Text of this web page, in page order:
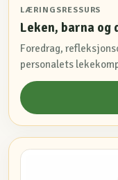
LÆRINGSRESSURS
Leken, barna og
Foredrag,
personalets